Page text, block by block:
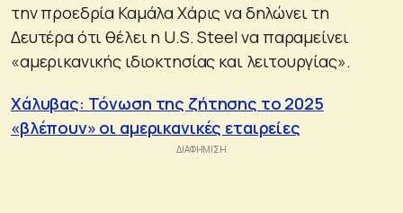
την προεδρία Καμάλα Χάρις να δηλώνει τη
Δευτέρα ότι θέλει η U.S. Steel να παραμείνει
«αμερικανικής ιδιοκτησίας και λειτουργίας».
Χάλυβας: Τόνωση της ζήτησης το 2025
«βλέπουν» οι αμερικανικές εταιρείες